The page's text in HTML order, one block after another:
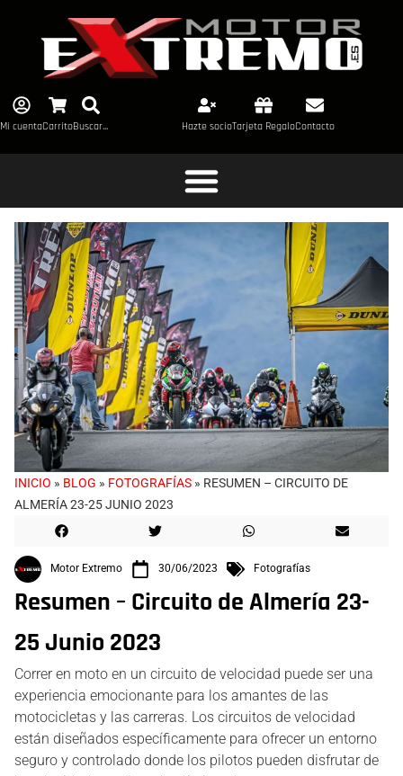
Mi cuentaCarritoBuscar... Hazte socioTarjeta RegaloContacto
INICIO » BLOG » FOTOGRAFÍAS » RESUMEN – CIRCUITO DE
ALMERÍA 23-25 JUNIO 2023
Motor Extremo 30/06/2023 Fotografías
Resumen – Circuito de Almería 23-
25 Junio 2023
Correr en moto en un circuito de velocidad puede ser una
experiencia emocionante para los amantes de las
motocicletas y las carreras. Los circuitos de velocidad
están diseñados específicamente para ofrecer un entorno
seguro y controlado donde los pilotos pueden disfrutar de